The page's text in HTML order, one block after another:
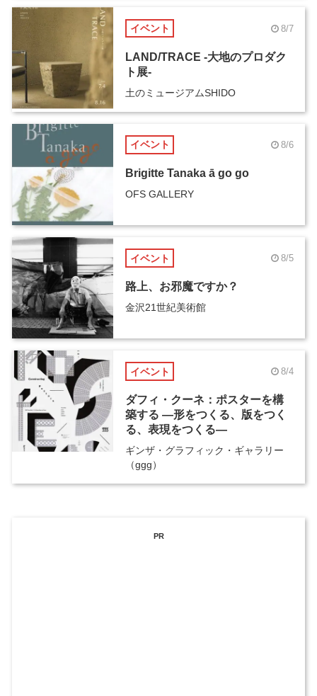
イベント 8/7
LAND/TRACE -大地のプロダク
ト展-
土のミュージアムSHIDO
イベント 8/6
Brigitte Tanaka ā go go
OFS GALLERY
イベント 8/5
路上、お邪魔ですか？
金沢21世紀美術館
イベント 8/4
ダフィ・クーネ：ポスターを構
築する ―形をつくる、版をつく
る、表現をつくる―
ギンザ・グラフィック・ギャラリー
（ggg）
PR